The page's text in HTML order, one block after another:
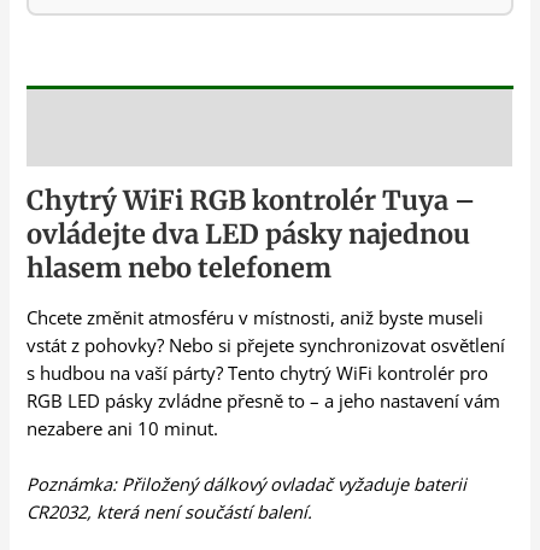
Chytrý WiFi RGB kontrolér Tuya –
ovládejte dva LED pásky najednou
hlasem nebo telefonem
Chcete změnit atmosféru v místnosti, aniž byste museli
vstát z pohovky? Nebo si přejete synchronizovat osvětlení
s hudbou na vaší párty? Tento chytrý WiFi kontrolér pro
RGB LED pásky zvládne přesně to – a jeho nastavení vám
nezabere ani 10 minut.
Poznámka: Přiložený dálkový ovladač vyžaduje baterii
CR2032, která není součástí balení.